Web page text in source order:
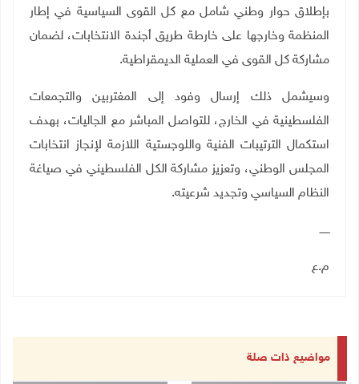
بإطلاق حوار وطني شامل مع كل القوى السياسية في إطار
المنظمة وخارجها على خارطة طريق أجندة الانتخابات، لضمان
مشاركة كل القوى في العملية الديمقراطية.
وسيشمل ذلك إرسال وفود إلى المغتربين والتجمعات
الفلسطينية في الخارج، للتواصل المباشر مع الجاليات، بهدف
استكمال الترتيبات الفنية واللوجستية اللازمة لإنجاز انتخابات
المجلس الوطني، وتعزيز مشاركة الكل الفلسطيني في صياغة
النظام السياسي وتجديد شرعيته.
ــــــ
م.ع
مواضيع ذات صلة